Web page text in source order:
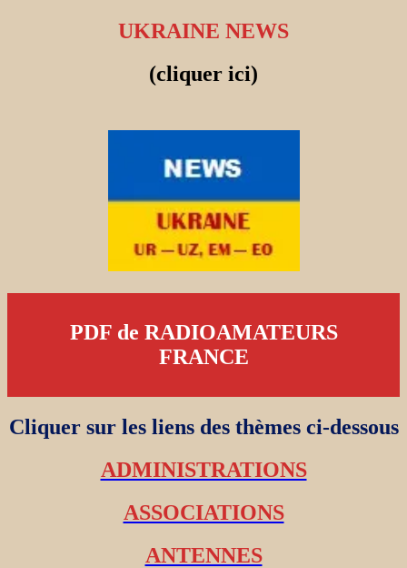
UKRAINE NEWS
(cliquer ici)
PDF de RADIOAMATEURS
FRANCE
Cliquer sur les liens des thèmes ci-dessous
ADMINISTRATIONS
ASSOCIATIONS
ANTENNES